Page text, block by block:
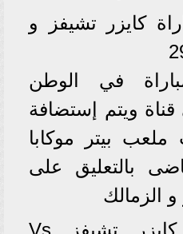
كايزر تشيفز و
في الوطن
ويتم إستضافة
بيتر موكابا
بالتعليق على
و الزمالك
بطاقة المباراة كايزر تشيفز Vs